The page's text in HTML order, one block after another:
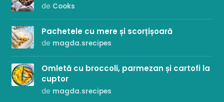
de Cooks
Pachetele cu mere și scorțișoară
de magda.srecipes
Omletă cu broccoli, parmezan și cartofi la
cuptor
de magda.srecipes